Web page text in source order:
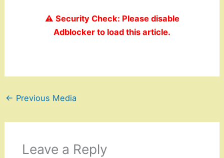
⚠️ Security Check: Please disable
Adblocker to load this article.
← Previous Media
Leave a Reply